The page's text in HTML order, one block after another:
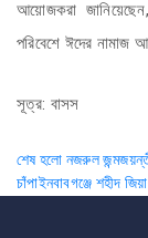
আয়োজকরা
পরিবেশে ঈদের
সূত্র: বাসস
Post
শেষ হলো নজরুল
চাঁপাইনবাবগঞ্জে শহীদ